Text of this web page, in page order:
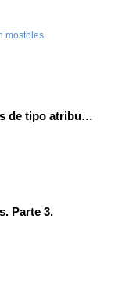
mostoles-
1.4. Acceso a los nodos de tipo atributo. Parte 3.
Parte 3.